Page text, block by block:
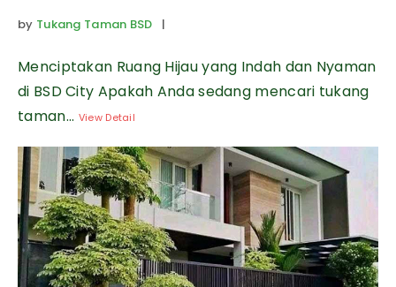
by Tukang Taman BSD |
Menciptakan Ruang Hijau yang Indah dan Nyaman
di BSD City Apakah Anda sedang mencari tukang
taman... View Detail